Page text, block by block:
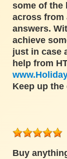
some of the
across from
answers.
achieve
just in case
help from
Keep up
Buy